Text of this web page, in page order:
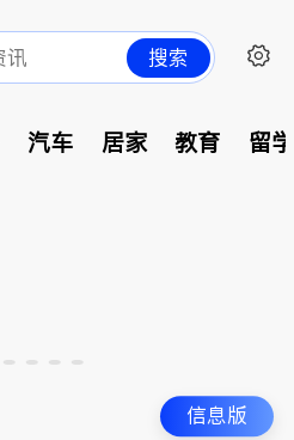
搜索
汽车 居家 教育 留
信息版